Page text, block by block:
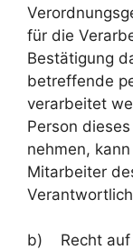
für die
Bestätigung
betreffende
verarbeitet
Person
nehmen,
Mitarbeiter
b) Recht auf